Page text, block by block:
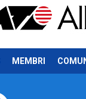
MEMBRI